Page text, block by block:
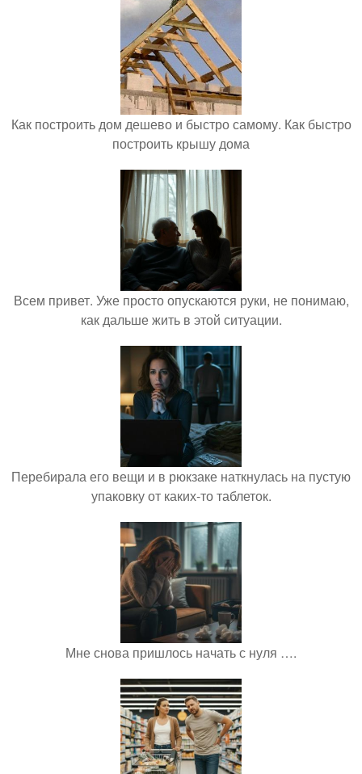
Как построить дом дешево и быстро самому. Как быстро
построить крышу дома
Всем привет. Уже просто опускаются руки, не понимаю,
как дальше жить в этой ситуации.
Перебирала его вещи и в рюкзаке наткнулась на пустую
упаковку от каких-то таблеток.
Мне снова пришлось начать с нуля ….